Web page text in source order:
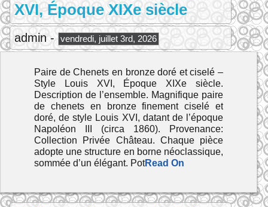
XVI, Époque XIXe siècle
admin - vendredi, juillet 3rd, 2026
Paire de Chenets en bronze doré et ciselé –
Style Louis XVI, Époque XIXe siècle.
Description de l’ensemble. Magnifique paire
de chenets en bronze finement ciselé et
doré, de style Louis XVI, datant de l’époque
Napoléon III (circa 1860). Provenance:
Collection Privée Château. Chaque pièce
adopte une structure en borne néoclassique,
sommée d’un élégant. PotRead On